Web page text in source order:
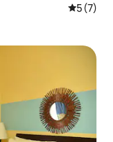
5 ud af 5
5 (7)